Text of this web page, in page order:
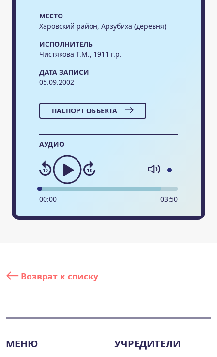
МЕСТО
Харовский район, Арзубиха (деревня)
ИСПОЛНИТЕЛЬ
Чистякова Т.М., 1911 г.р.
ДАТА ЗАПИСИ
05.09.2002
ПАСПОРТ ОБЪЕКТА
АУДИО
00:00 03:50
Возврат к списку
МЕНЮ УЧРЕДИТЕЛИ